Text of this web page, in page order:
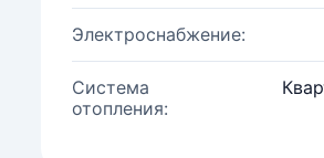
Электроснабжение:
Система
отопления: